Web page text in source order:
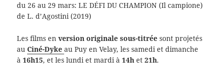
du 26 au 29 mars: LE DÉFI DU CHAMPION (Il campione)
de L. d’Agostini (2019)
Les films enversion originale sous-titrée sont projetés
auCiné-Dykeau Puy en Velay, les samedi et dimanche
à16h15, et les lundi et mardi à14h et21h.